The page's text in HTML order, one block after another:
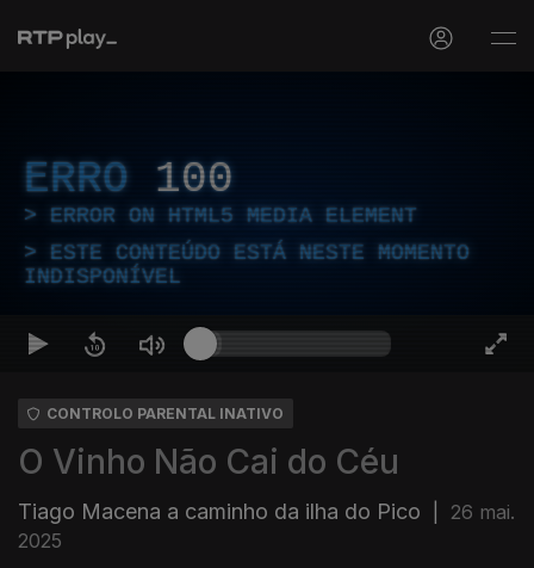
ERRO 100
ERROR ON HTML5 MEDIA ELEMENT
ESTE CONTEÚDO ESTÁ NESTE MOMENTO
INDISPONÍVEL
CONTROLO PARENTAL INATIVO
O Vinho Não Cai do Céu
Tiago Macena a caminho da ilha do Pico
26 mai.
2025